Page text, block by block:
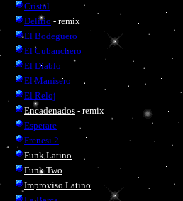
Cristal
Delirio - remix
El Bodeguero
El Cubanchero
El Diablo
El Manisero
El Reloj
Encadenados - remix
Esperare
Frenesi 2
Funk Latino
Funk Two
Improviso Latino